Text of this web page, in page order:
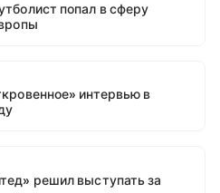
попал в сферу
интервью в
решил выступать за